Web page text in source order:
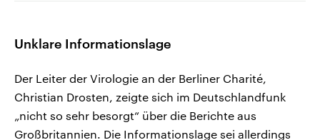
Unklare Informationslage
Der Leiter der Virologie an der Berliner Charité,
Christian Drosten, zeigte sich im Deutschlandfunk
„nicht so sehr besorgt“ über die Berichte aus
Großbritannien. Die Informationslage sei allerdings